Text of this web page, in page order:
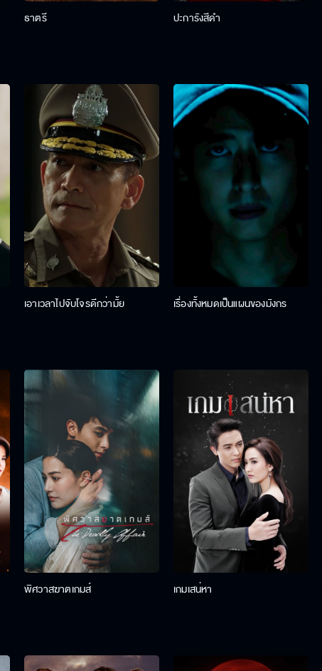
ธาตรี ปะการังสีดำ
เอาเวลาไปจับโจรดีกว่ามั้ย เรื่องทั้งหมดเป็นแผนของมังกร
พิศวาสฆาตเกมส์ เกมเสน่หา